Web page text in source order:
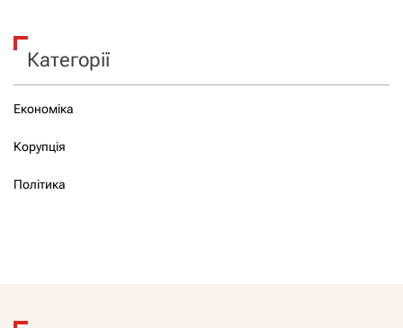
Категорії
Економіка
Корупція
Політика